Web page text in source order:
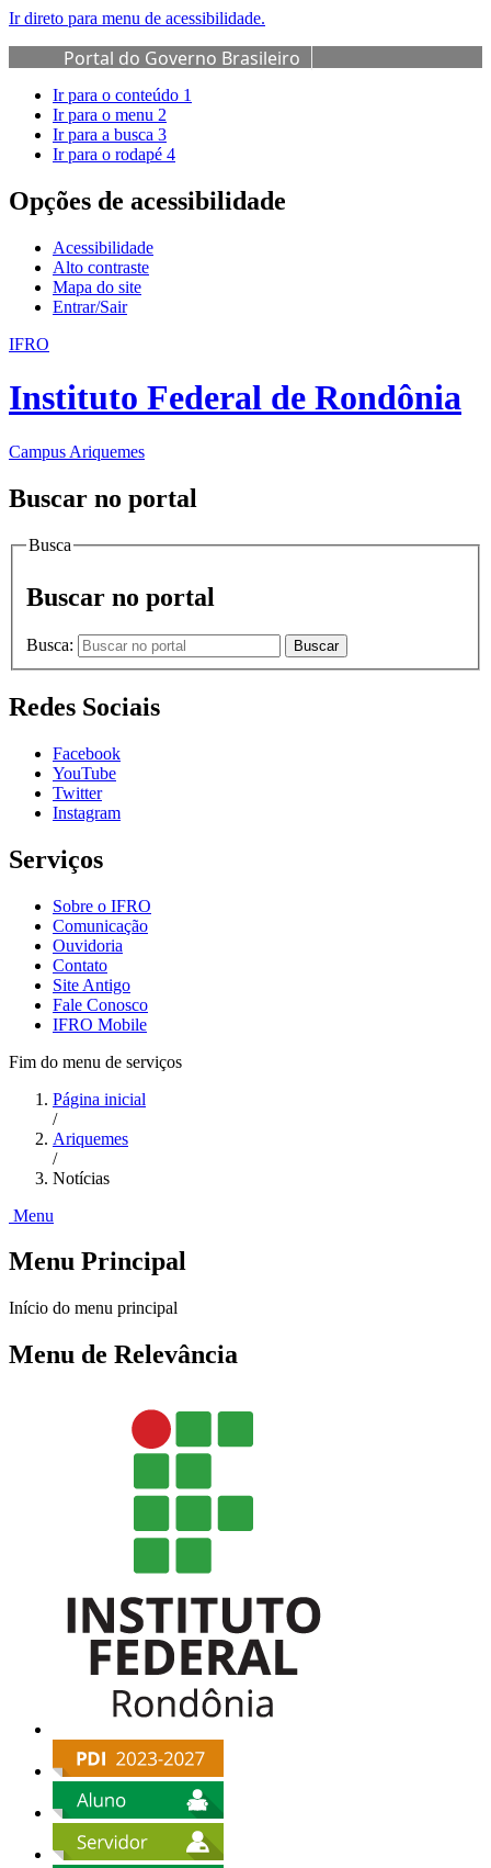
Ir direto para menu de acessibilidade.
Portal do Governo Brasileiro
Ir para o conteúdo 1
Ir para o menu 2
Ir para a busca 3
Ir para o rodapé 4
Opções de acessibilidade
Acessibilidade
Alto contraste
Mapa do site
Entrar/Sair
IFRO
Instituto Federal de Rondônia
Campus Ariquemes
Buscar no portal
Busca
Buscar no portal
Busca: Buscar
Redes Sociais
Facebook
YouTube
Twitter
Instagram
Serviços
Sobre o IFRO
Comunicação
Ouvidoria
Contato
Site Antigo
Fale Conosco
IFRO Mobile
Fim do menu de serviços
Página inicial
/
Ariquemes
/
Notícias
Menu
Menu Principal
Início do menu principal
Menu de Relevância